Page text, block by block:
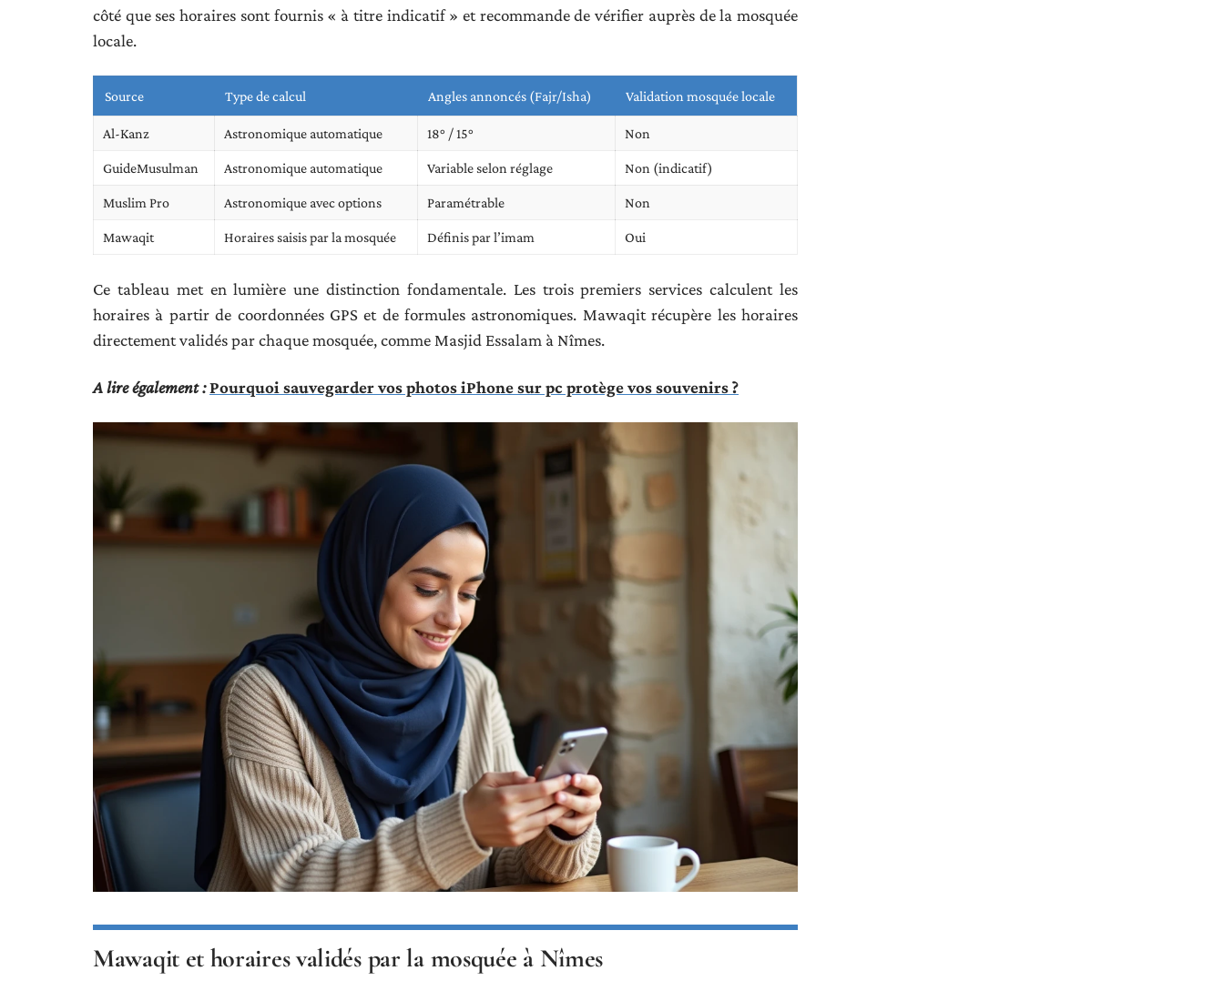
côté que ses horaires sont fournis « à titre indicatif » et recommande de vérifier auprès de la mosquée
locale.
Source Type de calcul Angles annoncés (Fajr/Isha) Validation mosquée locale
Al-Kanz Astronomique automatique 18° / 15° Non
GuideMusulman Astronomique automatique Variable selon réglage Non (indicatif)
Muslim Pro Astronomique avec options Paramétrable Non
Mawaqit Horaires saisis par la mosquée Définis par l’imam Oui
Ce tableau met en lumière une distinction fondamentale. Les trois premiers services calculent les
horaires à partir de coordonnées GPS et de formules astronomiques. Mawaqit récupère les horaires
directement validés par chaque mosquée, comme Masjid Essalam à Nîmes.
A lire également :Pourquoi sauvegarder vos photos iPhone sur pc protège vos souvenirs ?
Mawaqit et horaires validés par la mosquée à Nîmes